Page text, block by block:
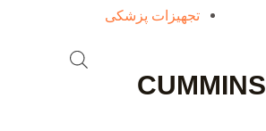
تجهیزات پزشکی
CUMMINS